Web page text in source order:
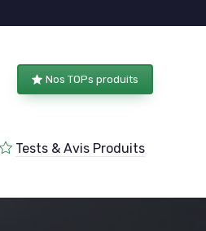
Nos TOPs produits
Tests & Avis Produits